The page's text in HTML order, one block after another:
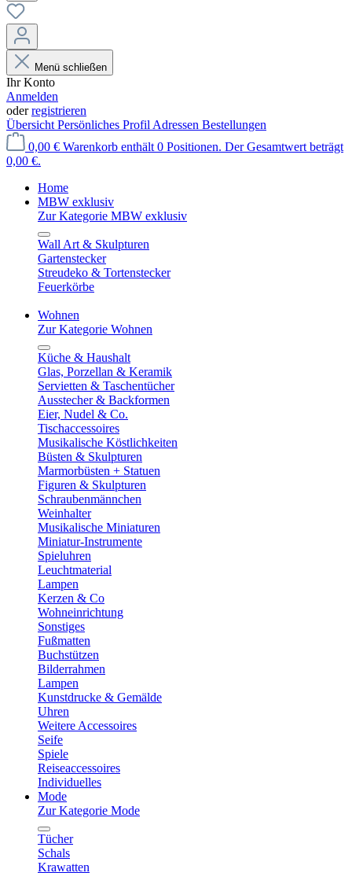
Menü schließen
Ihr Konto
Anmelden
oderregistrieren
Übersicht Persönliches Profil Adressen Bestellungen
0,00 € Warenkorb enthält 0 Positionen. Der Gesamtwert beträgt
0,00 €.
Home
MBW exklusiv
Zur Kategorie MBW exklusiv
Wall Art & Skulpturen
Gartenstecker
Streudeko & Tortenstecker
Feuerkörbe
Wohnen
Zur Kategorie Wohnen
Küche & Haushalt
Glas, Porzellan & Keramik
Servietten & Taschentücher
Ausstecher & Backformen
Eier, Nudel & Co.
Tischaccessoires
Musikalische Köstlichkeiten
Büsten & Skulpturen
Marmorbüsten + Statuen
Figuren & Skulpturen
Schraubenmännchen
Weinhalter
Musikalische Miniaturen
Miniatur-Instrumente
Spieluhren
Leuchtmaterial
Lampen
Kerzen & Co
Wohneinrichtung
Sonstiges
Fußmatten
Buchstützen
Bilderrahmen
Lampen
Kunstdrucke & Gemälde
Uhren
Weitere Accessoires
Seife
Spiele
Reiseaccessoires
Individuelles
Mode
Zur Kategorie Mode
Tücher
Schals
Krawatten